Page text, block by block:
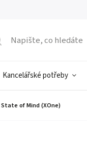
Kancelářské potřeby
State of Mind (XOne)